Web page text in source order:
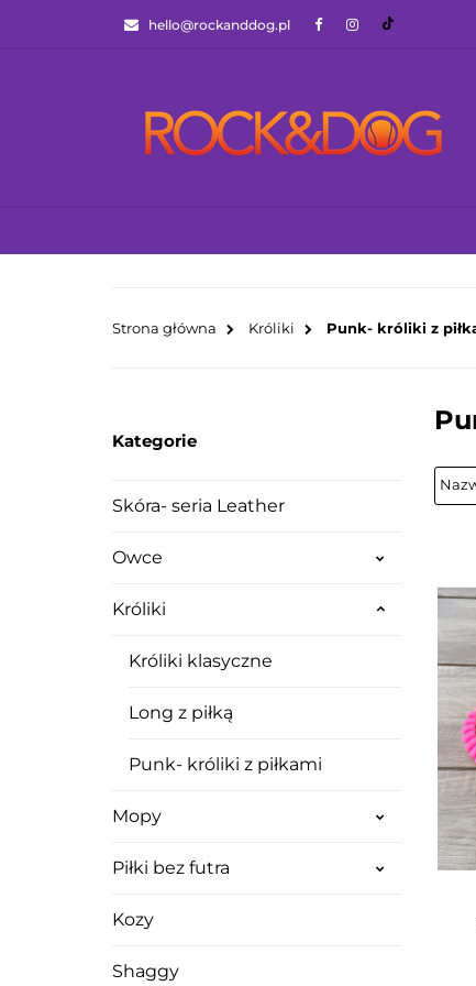
hello@rockanddog.pl GOTOWCE
Strona główna Króliki Punk- króliki z
Kategorie
Skóra- seria Leather
Owce
Króliki
Króliki klasyczne
Long z piłką
Punk- króliki z piłkami
Mopy
Piłki bez futra
Kozy
Shaggy